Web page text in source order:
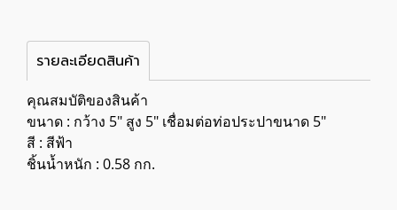
รายละเอียดสินค้า
คุณสมบัติของสินค้า
ขนาด : กว้าง 5" สูง 5" เชื่อมต่อท่อประปาขนาด 5"
สี : สีฟ้า
ชิ้นน้ำหนัก : 0.58 กก.